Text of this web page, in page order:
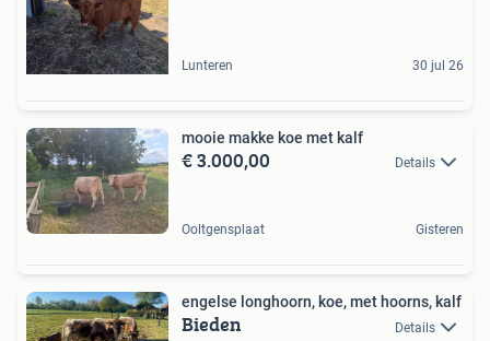
Lunteren 30 jul 26
mooie makke koe met kalf
€ 3.000,00 Details
Ooltgensplaat Gisteren
engelse longhoorn, koe, met hoorns, kalf
Bieden Details